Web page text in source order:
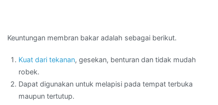
Keuntungan membran bakar adalah sebagai berikut.
Kuat dari tekanan, gesekan, benturan dan tidak mudah
robek.
Dapat digunakan untuk melapisi pada tempat terbuka
maupun tertutup.